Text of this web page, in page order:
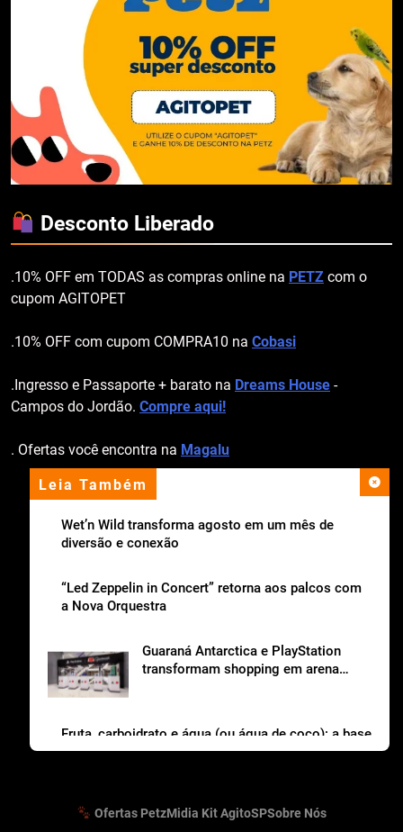
Leia Também
Wet’n Wild transforma agosto em um mês de
diversão e conexão
“Led Zeppelin in Concert” retorna aos palcos com
a Nova Orquestra
Guaraná Antarctica e PlayStation
transformam shopping em arena
Fruta, carboidrato e água (ou água de coco): a base
da lancheira saudável
Desconto Liberado
.10% OFF em TODAS as compras online na PETZ com o
cupom AGITOPET
.10% OFF com cupom COMPRA10 na Cobasi
.Ingresso e Passaporte + barato na Dreams House -
Campos do Jordão. Compre aqui!
. Ofertas você encontra na Magalu
apoio institucional
Ofertas PetzMidia Kit AgitoSPSobre Nós